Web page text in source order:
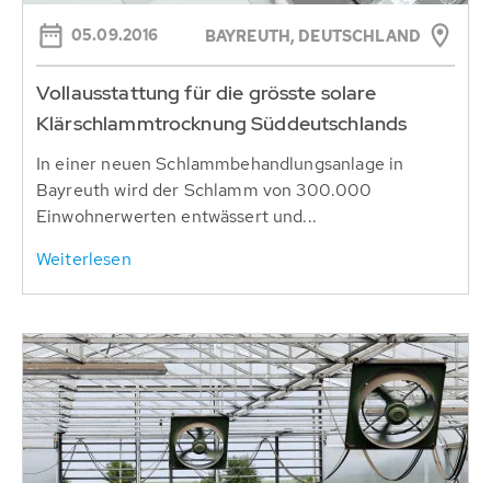
05.09.2016 BAYREUTH, DEUTSCHLAND
Vollausstattung für die grösste solare
Klärschlammtrocknung Süddeutschlands
In einer neuen Schlammbehandlungsanlage in
Bayreuth wird der Schlamm von 300.000
Einwohnerwerten entwässert und...
Weiterlesen